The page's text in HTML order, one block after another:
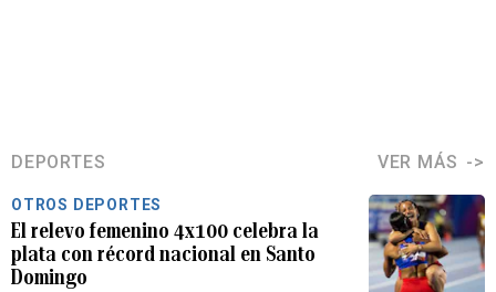
DEPORTES VER MÁS
OTROS DEPORTES
El relevo femenino 4x100 celebra la
plata con récord nacional en Santo
Domingo